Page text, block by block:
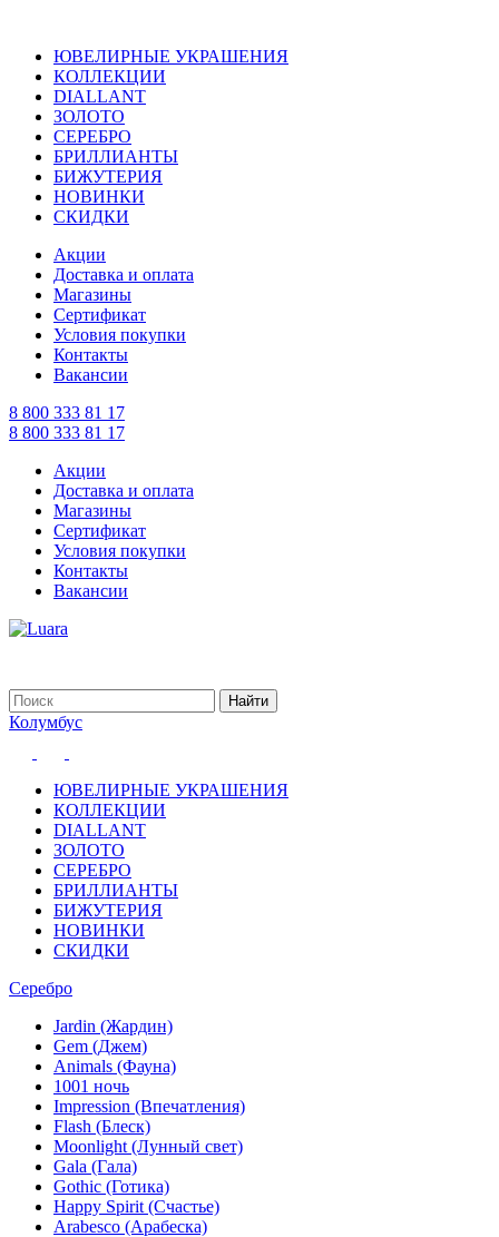
ЮВЕЛИРНЫЕ УКРАШЕНИЯ
КОЛЛЕКЦИИ
DIALLANT
ЗОЛОТО
СЕРЕБРО
БРИЛЛИАНТЫ
БИЖУТЕРИЯ
НОВИНКИ
СКИДКИ
Акции
Доставка и оплата
Магазины
Сертификат
Условия покупки
Контакты
Вакансии
8 800 333 81 17
8 800 333 81 17
Акции
Доставка и оплата
Магазины
Сертификат
Условия покупки
Контакты
Вакансии
Колумбус
ЮВЕЛИРНЫЕ УКРАШЕНИЯ
КОЛЛЕКЦИИ
DIALLANT
ЗОЛОТО
СЕРЕБРО
БРИЛЛИАНТЫ
БИЖУТЕРИЯ
НОВИНКИ
СКИДКИ
Серебро
Jardin (Жардин)
Gem (Джем)
Animals (Фауна)
1001 ночь
Impression (Впечатления)
Flash (Блеск)
Moonlight (Лунный свет)
Gala (Гала)
Gothic (Готика)
Happy Spirit (Счастье)
Arabesco (Арабеска)